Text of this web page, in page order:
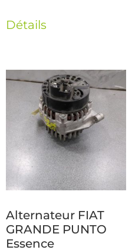
Détails
Alternateur FIAT
GRANDE PUNTO
Essence